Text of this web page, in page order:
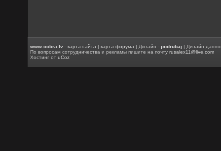
www.cobra.lv -карта сайта |карта форума | Дизайн -podrubaj | Дизайн
По вопросам сотрудничества и рекламы пишите на почтуrusalex11@live.com
Хостинг отuCoz